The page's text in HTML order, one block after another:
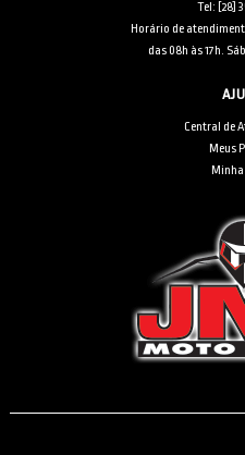
Tel: [28]
Horário de
das 08h às 17h.
Central de
Meus
Minha